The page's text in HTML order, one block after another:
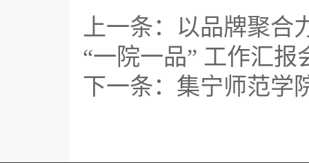
上一条： 以品牌聚合
“一院一品” 工作汇
下一条： 集宁师范学